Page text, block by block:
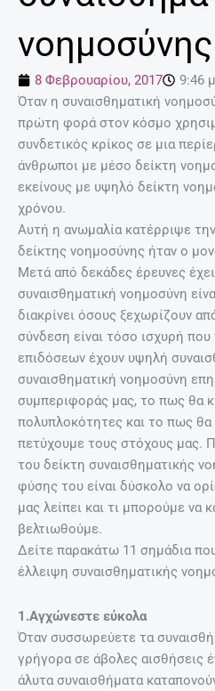
νοημοσύνης
8 Φεβρουαρίου, 2017
9:46
Όταν η συναισθηματική
πρώτη φορά στον κόσμο
συνδετικός κρίκος σε μια
άνθρωποι με μέσο δείκτη
εκείνους με υψηλό δείκτη
χρόνου.
Αυτή η ανωμαλία κατέρριψε
δείκτης νοημοσύνης ήταν ο
Μετά από δεκάδες έρευνες
συναισθηματική νοημοσύνη
διακρίνει όσους ξεχωρίζουν
σύνδεση είναι τόσο ισχυρή
επιδόσεων έχουν υψηλή
συναισθηματική νοημοσύνη
συμπεριφοράς μας, το πως θα
πολυπλοκότητες και το πως θα
πετύχουμε τους στόχους μας.
του δείκτη συναισθηματικής
φύσης του είναι δύσκολο να
μας λείπει και τι μπορούμε να
βελτιωθούμε.
Δείτε παρακάτω 11 σημάδια
έλλειψη συναισθηματικής
1.Αγχώνεστε εύκολα
Όταν συσσωρεύετε τα
γρήγορα σε άβολες αισθήσεις
άλυτα συναισθήματα